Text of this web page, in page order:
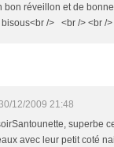
bon réveillon et de
bisous<br /> <br /> <br />
12/2009 21:48
superbe
avec leur petit coté